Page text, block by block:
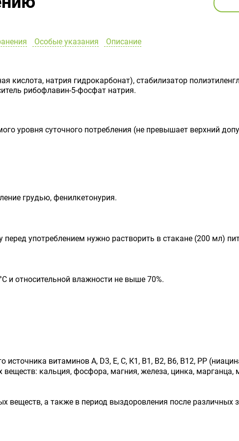
Особые указания Описание
кислота, натрия гидрокарбонат), стабилизатор
рибофлавин-5-фосфат натрия.
уровня суточного потребления (не превышает верхний
грудью, фенилкетонурия.
употреблением нужно растворить в стакане (200 мл)
и относительной влажности не выше 70%.
источника витаминов А, D3, Е, С, К1, В1, В2, В6, В12, РР
кальция, фосфора, магния, железа, цинка, марганца,
веществ, а также в период выздоровления после различных